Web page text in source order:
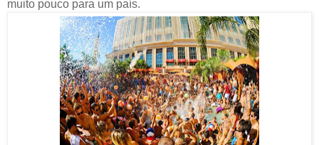
muito pouco para um país.